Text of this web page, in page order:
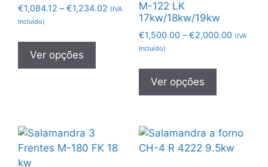
€1,084.12 – €1,234.02 (IVA
Incluído)
Ver opções
M-122 LK
17kw/18kw/19kw
€1,500.00 – €2,000.00 (IVA
Incluído)
Ver opções